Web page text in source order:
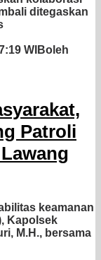
ditegaskan
WIBoleh
Patroli
keamanan
Kapolsek
M.H., bersama